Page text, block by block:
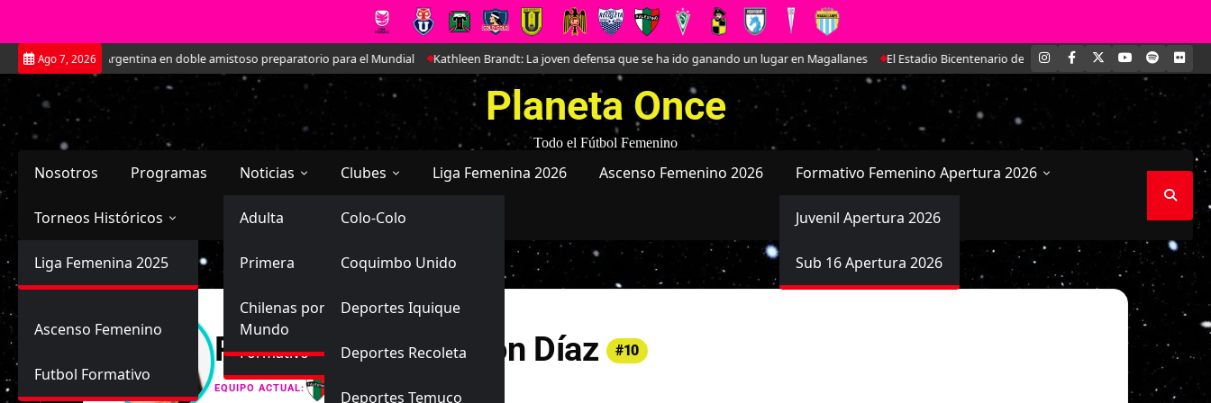
Saltar
al
contenido
Ago 7, 2026
enfrentará a Argentina en doble amistoso preparatorio para el Mundial Kathleen Brandt: La joven defensa que se ha ido ganando un lugar en Magallanes El Estadio Bicentenario de La Florida coronó a las campeonas
INSTAGRAM
FACEBOOK YOUTUBE
SPOTIFY
Planeta Once
Todo el Fútbol Femenino
Nosotros Programas Noticias
Selección Chilena
Adulta
Sub-20
Sub-17
Futbol Nacional
Primera
Ascenso
Formativo
Futbol Internacional
Chilenas por el
Mundo
Clubes
Primera
Colo-Colo
Coquimbo Unido
Deportes Iquique
Deportes Recoleta
Deportes Temuco
Ascenso
Liga Femenina 2026 Ascenso Femenino 2026 Formativo Femenino Apertura 2026
Juvenil Apertura 2026
Sub 16 Apertura 2026
Torneos Históricos
Primera División
Femenina
Liga Femenina 2025
Ascenso Femenino
Futbol Formativo
Rachel Anaís Padrón Díaz #10
EQUIPO ACTUAL: Palestino